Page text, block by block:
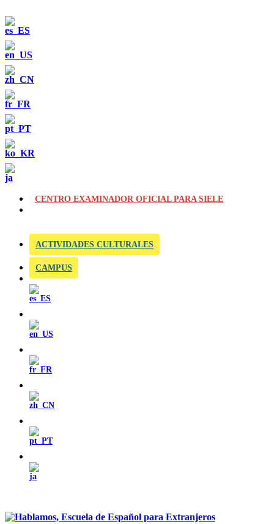
CENTRO EXAMINADOR OFICIAL PARA SIELE
ACTIVIDADES CULTURALES
CAMPUS